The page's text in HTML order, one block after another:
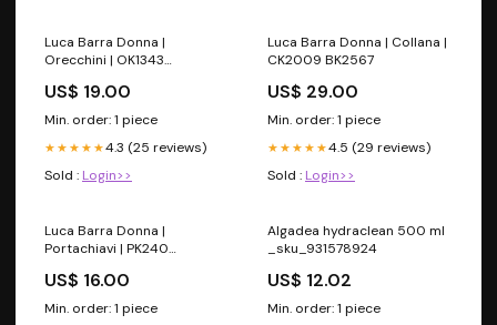
Luca Barra Donna |
Orecchini | OK1343
US$ 19.00
Min. order: 1 piece
★★★★★4.3 (25 reviews)
Sold : Login>>
Luca Barra Donna | Collana |
CK2009 BK2567
US$ 29.00
Min. order: 1 piece
★★★★★4.5 (29 reviews)
Sold : Login>>
Luca Barra Donna |
Portachiavi | PK240
US$ 16.00
Min. order: 1 piece
Algadea hydraclean 500 ml
_sku_931578924
US$ 12.02
Min. order: 1 piece